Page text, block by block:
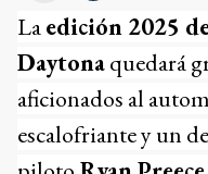
Laedición 2025
Daytonaquedará
aficionados al
escalofriante y un